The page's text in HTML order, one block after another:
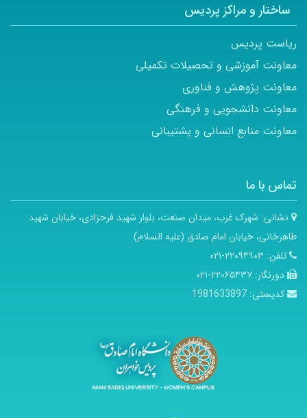
ساختار و مراکز پردیس
ریاست پردیس
معاونت آموزشی و تحصیلات تکمیلی
معاونت پژوهش و فناوری
معاونت دانشجویی و فرهنگی
معاونت منابع انسانی و پشتیبانی
تماس با ما
نشانی: شهرک غرب، میدان صنعت، بلوار شهید فرحزادی، خیابان شهید
طاهرخانی، خیابان امام صادق (علیه السلام)
تلفن: ۲۲۰۹۴۹۰۳-۰۲۱
دورنگار: ۲۲۰۶۵۴۳۷-۰۲۱
کدپستی: 1981633897